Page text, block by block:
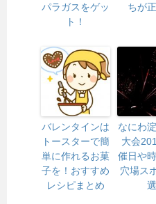
パラガスをゲッ
ト！
ちが
バレンタインは
トースターで簡
単に作れるお菓
子を！おすすめ
レシピまとめ
なにわ
大会
催日や
穴場ス
選